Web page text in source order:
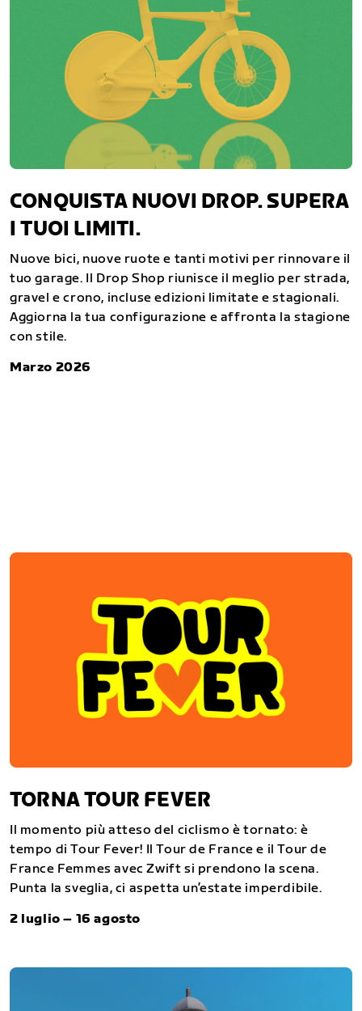
CONQUISTA NUOVI DROP. SUPERA
I TUOI LIMITI.
Nuove bici, nuove ruote e tanti motivi per rinnovare il
tuo garage. Il Drop Shop riunisce il meglio per strada,
gravel e crono, incluse edizioni limitate e stagionali.
Aggiorna la tua configurazione e affronta la stagione
con stile.
Marzo 2026
TORNA TOUR FEVER
Il momento più atteso del ciclismo è tornato: è
tempo di Tour Fever! Il Tour de France e il Tour de
France Femmes avec Zwift si prendono la scena.
Punta la sveglia, ci aspetta un’estate imperdibile.
2 luglio – 16 agosto